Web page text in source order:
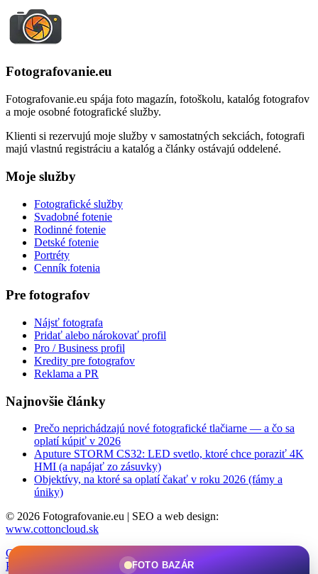
Fotografovanie.eu
Fotografovanie.eu spája foto magazín, fotoškolu, katalóg fotografov
a moje osobné fotografické služby.
Klienti si rezervujú moje služby v samostatných sekciách, fotografi
majú vlastnú registráciu a katalóg a články ostávajú oddelené.
Moje služby
Fotografické služby
Svadobné fotenie
Rodinné fotenie
Detské fotenie
Portréty
Cenník fotenia
Pre fotografov
Nájsť fotografa
Pridať alebo nárokovať profil
Pro / Business profil
Kredity pre fotografov
Reklama a PR
Najnovšie články
Prečo neprichádzajú nové fotografické tlačiarne — a čo sa
oplatí kúpiť v 2026
Aputure STORM CS32: LED svetlo, ktoré chce poraziť 4K
HMI (a napájať zo zásuvky)
Objektívy, na ktoré sa oplatí čakať v roku 2026 (fámy a
úniky)
© 2026 Fotografovanie.eu | SEO a web design:
www.cottoncloud.sk
Obchodné podmienky
Ochrana osobných údajov
Podmienky používania
FOTO BAZÁR